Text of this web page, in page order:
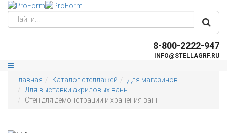
8-800-2222-947
INFO@STELLAGRF.RU
Главная Каталог стеллажей
Для магазинов
Для выставки акриловых ванн
Стен для демонстрации и хранения ванн